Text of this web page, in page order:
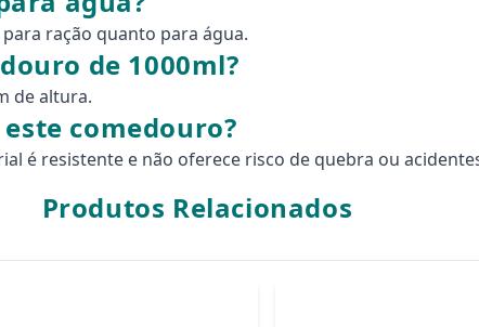
ração quanto para água.
de 1000ml?
de altura.
comedouro?
é resistente e não oferece risco de quebra ou
Produtos Relacionados